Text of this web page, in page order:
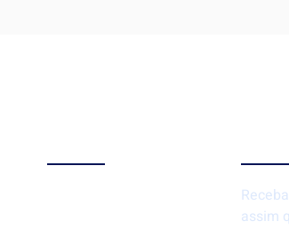
assim